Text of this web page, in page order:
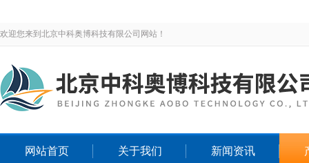
欢迎您来到北京中科奥博科技有限公司网站！
网站首页 关于我们 新闻资讯